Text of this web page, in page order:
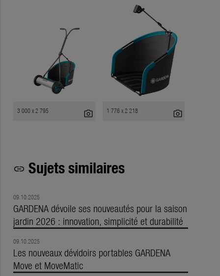
3 000 x 2 795 photo_camera 1 776 x 2 218 photo_camera
link Sujets similaires
09.10.2025
GARDENA dévoile ses nouveautés pour la saison
jardin 2026 : innovation, simplicité et durabilité
09.10.2025
Les nouveaux dévidoirs portables GARDENA
Move et MoveMatic